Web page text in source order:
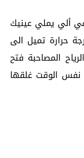
ألي يملي عينيك
حرارة تميل الى
المصاحبة فتح
نفس الوقت غلقها